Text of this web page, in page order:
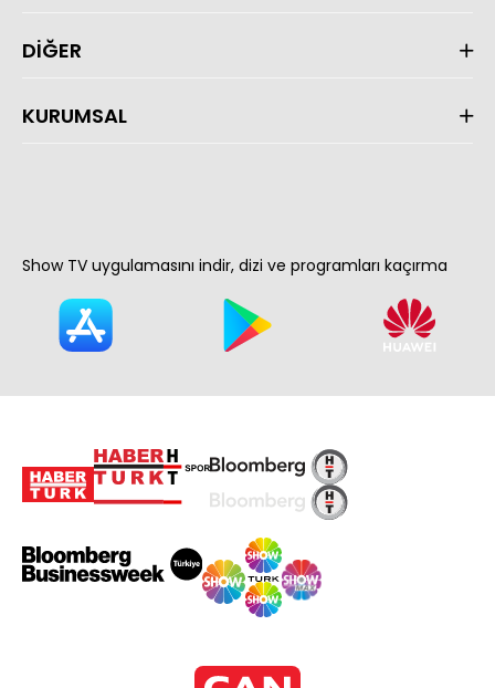
DİĞER
KURUMSAL
Show TV uygulamasını indir, dizi ve programları kaçırma